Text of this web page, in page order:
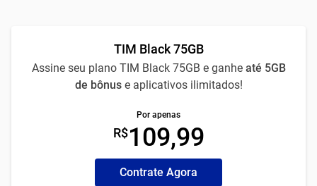
TIM Black 75GB
Assine seu plano TIM Black 75GB e ganhe até 5GB
de bônus e aplicativos ilimitados!
Por apenas
R$109,99
Contrate Agora